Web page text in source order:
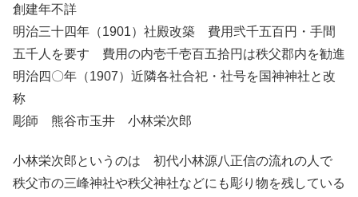
創建年不詳
明治三十四年（1901）社殿改築 費用弐千五百円・手間
五千人を要す 費用の内壱千壱百五拾円は秩父郡内を勧進
明治四〇年（1907）近隣各社合祀・社号を国神神社と改
称
彫師 熊谷市玉井 小林栄次郎
小林栄次郎というのは 初代小林源八正信の流れの人で
秩父市の三峰神社や秩父神社などにも彫り物を残している